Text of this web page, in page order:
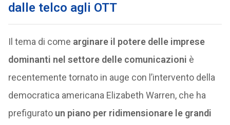
dalle telco agli OTT
Il tema di come arginare il potere delle imprese
dominanti nel settore delle comunicazioni è
recentemente tornato in auge con l’intervento della
democratica americana Elizabeth Warren, che ha
prefigurato un piano per ridimensionare le grandi